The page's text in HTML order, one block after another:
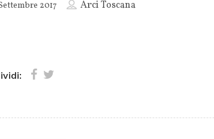
2017 Arci Toscana